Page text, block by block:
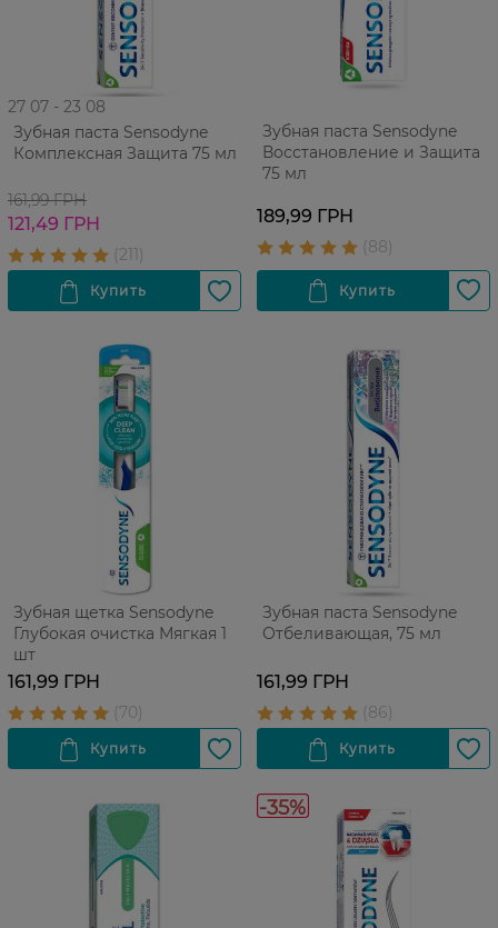
27 07 - 23 08
Зубная паста Sensodyne
Комплексная Защита 75 мл
161,99 ГРН
121,49 ГРН
Зубная паста Sensodyne
Восстановление и Защита
75 мл
189,99 ГРН
Зубная щетка Sensodyne
Глубокая очистка Мягкая 1
шт
161,99 ГРН
Зубная паста Sensodyne
Отбеливающая, 75 мл
161,99 ГРН
-35%